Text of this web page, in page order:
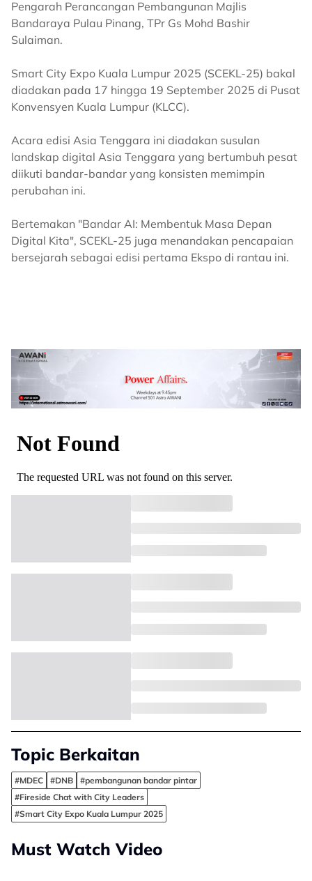
Pengarah Perancangan Pembangunan Majlis
Bandaraya Pulau Pinang, TPr Gs Mohd Bashir
Sulaiman.
Smart City Expo Kuala Lumpur 2025 (SCEKL-25) bakal
diadakan pada 17 hingga 19 September 2025 di Pusat
Konvensyen Kuala Lumpur (KLCC).
Acara edisi Asia Tenggara ini diadakan susulan
landskap digital Asia Tenggara yang bertumbuh pesat
diikuti bandar-bandar yang konsisten memimpin
perubahan ini.
Bertemakan "Bandar AI: Membentuk Masa Depan
Digital Kita", SCEKL-25 juga menandakan pencapaian
bersejarah sebagai edisi pertama Ekspo di rantau ini.
Topic Berkaitan
#MDEC #DNB
#pembangunan bandar pintar
#Fireside Chat with City Leaders
#Smart City Expo Kuala Lumpur 2025
Must Watch Video